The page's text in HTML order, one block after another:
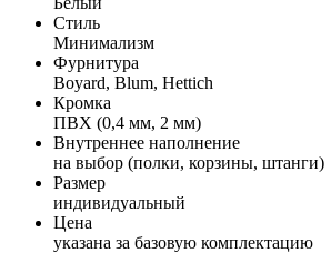
Стиль
Минимализм
Фурнитура
Boyard, Blum, Hettich
Кромка
ПВХ (0,4 мм, 2 мм)
Внутреннее наполнение
на выбор (полки, корзины, штанги)
Размер
индивидуальный
Цена
указана за базовую комплектацию